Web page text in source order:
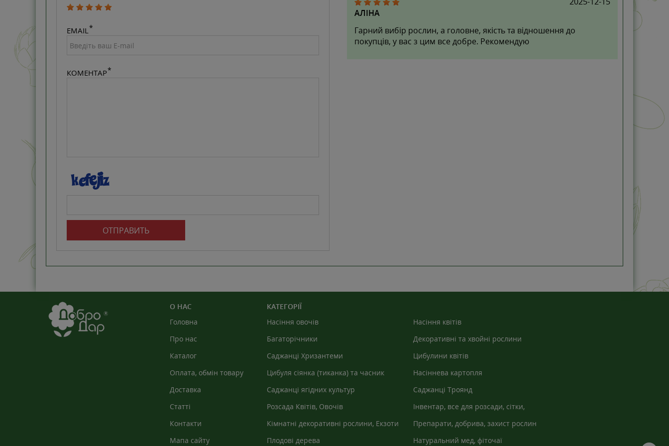
EMAIL
КОМЕНТАР
ОТПРАВИТЬ
АЛІНА
Гарний вибір рослин, а головне, якість та відношення до
покупців, у вас з цим все добре. Рекомендую
О НАС
Головна
Про нас
Каталог
Оплата, обмін товару
Доставка
Статті
Контакти
Мапа сайту
КАТЕГОРІЇ
Насіння овочів
Насіння квітів
Багаторічники
Декоративні та хвойні рослини
Саджанці Хризантеми
Цибулини квітів
Цибуля сіянка (тиканка) та часник
Насіннева картопля
Саджанці ягідних культур
Саджанці Троянд
Розсада Квітів, Овочів
Інвентар, все для розсади, сітки,
Кімнатні декоративні рослини, Екзоти
Препарати, добрива, захист рослин
Плодові дерева
Натуральний мед, фіточаї